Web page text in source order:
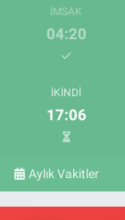
İMSAK
04:20
İKINDI
17:06
Aylık Vakitler